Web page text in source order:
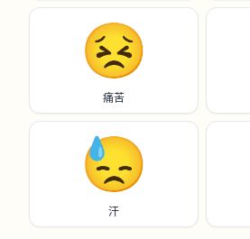
😣
痛苦
😓
汗